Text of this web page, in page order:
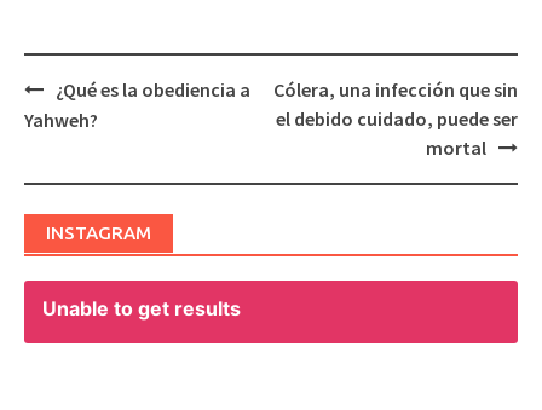
Post
¿Qué es la obediencia a
Yahweh?
Cólera, una infección que sin
el debido cuidado, puede ser
mortal
INSTAGRAM
Unable to get results